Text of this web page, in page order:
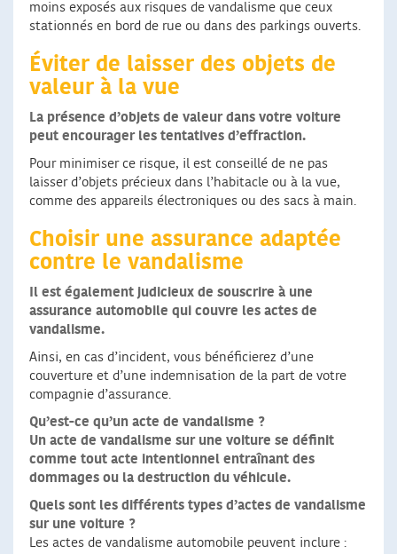
moins exposés aux risques de vandalisme que ceux
stationnés en bord de rue ou dans des parkings ouverts.
Éviter de laisser des objets de
valeur à la vue
La présence d’objets de valeur dans votre voiture
peut encourager les tentatives d’effraction.
Pour minimiser ce risque, il est conseillé de ne pas
laisser d’objets précieux dans l’habitacle ou à la vue,
comme des appareils électroniques ou des sacs à main.
Choisir une assurance adaptée
contre le vandalisme
Il est également judicieux de souscrire à une
assurance automobile qui couvre les actes de
vandalisme.
Ainsi, en cas d’incident, vous bénéficierez d’une
couverture et d’une indemnisation de la part de votre
compagnie d’assurance.
Qu’est-ce qu’un acte de vandalisme ?
Un acte de vandalisme sur une voiture se définit
comme tout acte intentionnel entraînant des
dommages ou la destruction du véhicule.
Quels sont les différents types d’actes de vandalisme
sur une voiture ?
Les actes de vandalisme automobile peuvent inclure :